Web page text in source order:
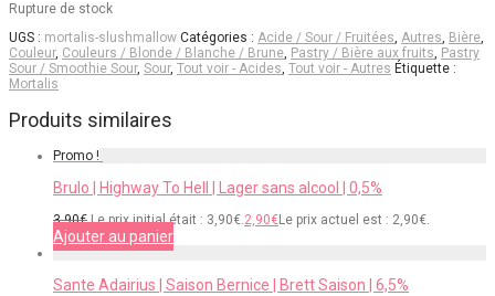
Rupture de stock
UGS : mortalis-slushmallow Catégories : Acide / Sour / Fruitées, Autres, Bière,
Couleur, Couleurs / Blonde / Blanche / Brune, Pastry / Bière aux fruits, Pastry
Sour / Smoothie Sour, Sour, Tout voir - Acides, Tout voir - Autres Étiquette :
Mortalis
Produits similaires
Promo !
Brulo | Highway To Hell | Lager sans alcool | 0,5%
3,90€ Le prix initial était : 3,90€.2,90€Le prix actuel est : 2,90€.
Ajouter au panier
Sante Adairius | Saison Bernice | Brett Saison | 6,5%